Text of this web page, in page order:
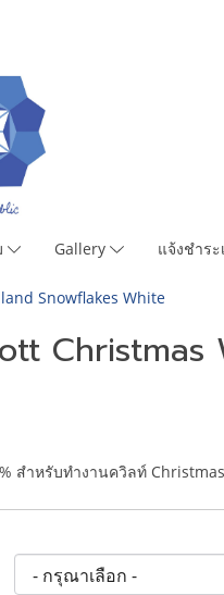
Gallery แจ้งชำระ
Snowflakes White
Christmas
สำหรับทำงานควิลท์